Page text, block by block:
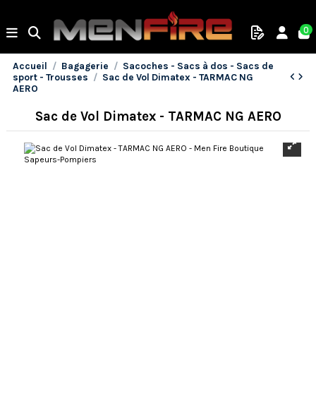
0
Accueil Bagagerie
Sacoches - Sacs à dos - Sacs de
sport - Trousses
Sac de Vol Dimatex - TARMAC NG
AERO
Sac de Vol Dimatex - TARMAC NG AERO